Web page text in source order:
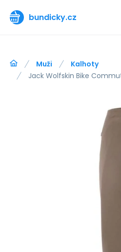
bundicky.cz
Muži
Kalhoty
Jack Wolfskin Bike